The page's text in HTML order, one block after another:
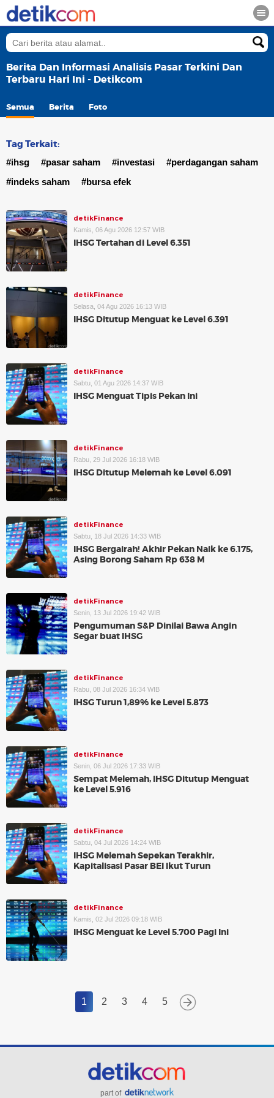
Berita Dan Informasi Analisis Pasar Terkini Dan
Terbaru Hari Ini - Detikcom
Semua Berita Foto
Tag Terkait:
#ihsg #pasar saham #investasi
#perdagangan saham
#indeks saham
#bursa efek
detikFinance
Kamis, 06 Agu 2026 12:57 WIB
IHSG Tertahan di Level 6.351
detikFinance
Selasa, 04 Agu 2026 16:13 WIB
IHSG Ditutup Menguat ke Level 6.391
detikFinance
Sabtu, 01 Agu 2026 14:37 WIB
IHSG Menguat Tipis Pekan Ini
detikFinance
Rabu, 29 Jul 2026 16:18 WIB
IHSG Ditutup Melemah ke Level 6.091
detikFinance
Sabtu, 18 Jul 2026 14:33 WIB
IHSG Bergairah! Akhir Pekan Naik ke 6.175,
Asing Borong Saham Rp 638 M
detikFinance
Senin, 13 Jul 2026 19:42 WIB
Pengumuman S&P Dinilai Bawa Angin
Segar buat IHSG
detikFinance
Rabu, 08 Jul 2026 16:34 WIB
IHSG Turun 1,89% ke Level 5.873
detikFinance
Senin, 06 Jul 2026 17:33 WIB
Sempat Melemah, IHSG Ditutup Menguat
ke Level 5.916
detikFinance
Sabtu, 04 Jul 2026 14:24 WIB
IHSG Melemah Sepekan Terakhir,
Kapitalisasi Pasar BEI Ikut Turun
detikFinance
Kamis, 02 Jul 2026 09:18 WIB
IHSG Menguat ke Level 5.700 Pagi Ini
1 2 3 4 5
part of